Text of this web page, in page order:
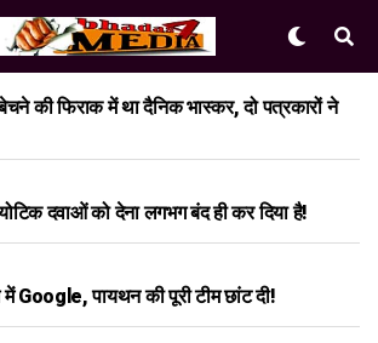
की फिराक में था दैनिक भास्कर, दो पत्रकारों ने
दवाओं को देना लगभग बंद ही कर दिया है!
Google, पायथन की पूरी टीम छांट दी!